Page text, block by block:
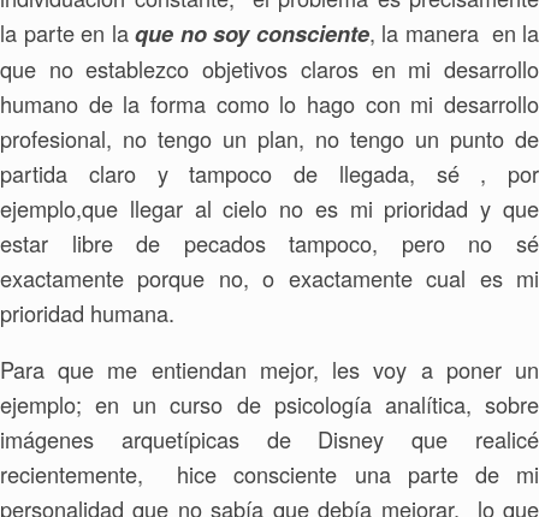
la parte en laque no soy consciente, la manera en la
que no establezco objetivos claros en mi desarrollo
humano de la forma como lo hago con mi desarrollo
profesional, no tengo un plan, no tengo un punto de
partida claro y tampoco de llegada, sé , por
ejemplo,que llegar al cielo no es mi prioridad y que
estar libre de pecados tampoco, pero no sé
exactamente porque no, o exactamente cual es mi
prioridad humana.
Para que me entiendan mejor, les voy a poner un
ejemplo; en un curso de psicología analítica, sobre
imágenes arquetípicas de Disney que realicé
recientemente, hice consciente una parte de mi
personalidad que no sabía que debía mejorar, lo que